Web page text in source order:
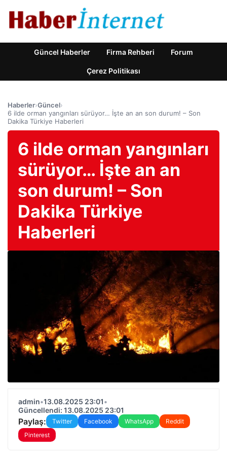
Güncel Haberler Firma Rehberi Forum
Çerez Politikası
Haberler›Güncel›
6 ilde orman yangınları sürüyor… İşte an an son durum! – Son
Dakika Türkiye Haberleri
6 ilde orman yangınları
sürüyor… İşte an an
son durum! – Son
Dakika Türkiye
Haberleri
admin•13.08.2025 23:01•
Güncellendi: 13.08.2025 23:01
Paylaş: Twitter Facebook WhatsApp
Reddit
Pinterest